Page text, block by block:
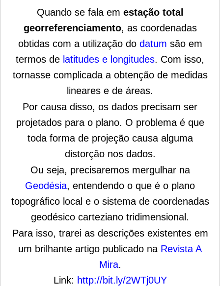
Quando se fala em estação total
georreferenciamento, as coordenadas
obtidas com a utilização do datum são em
termos de latitudes e longitudes. Com isso,
tornasse complicada a obtenção de medidas
lineares e de áreas.
Por causa disso, os dados precisam ser
projetados para o plano. O problema é que
toda forma de projeção causa alguma
distorção nos dados.
Ou seja, precisaremos mergulhar na
Geodésia, entendendo o que é o plano
topográfico local e o sistema de coordenadas
geodésico carteziano tridimensional.
Para isso, trarei as descrições existentes em
um brilhante artigo publicado na Revista A
Mira.
Link: http://bit.ly/2WTj0UY